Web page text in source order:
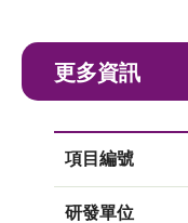
更多資訊
項目編號
研發單位